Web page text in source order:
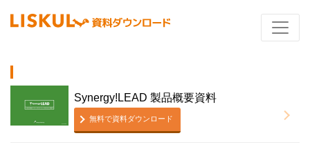
Synergy!LEAD 製品概要資料
無料で資料ダウンロード